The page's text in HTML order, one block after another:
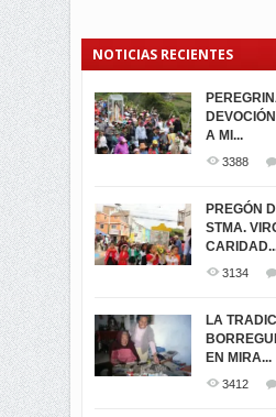
NOTICIAS RECIENTES
A MI...
3388
PREGÓN
STMA.
3134
LA
EN MIRA...
3412
DE LA
3059
-
...
MIRA
3439
SEGUNDA
M...
SEGUNDA
POR LA
CARCHI...